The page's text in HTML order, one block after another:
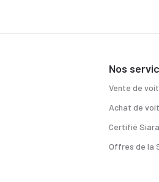
Nos
Vente de
Achat de
Certifié
Offres de la